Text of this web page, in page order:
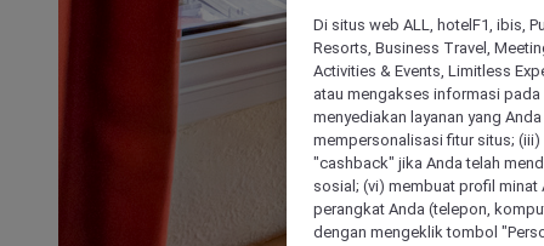
Di situs web ALL, hotelF1, ibis,
Resorts, Business Travel,
Activities & Events, Limitless
atau mengakses informasi
menyediakan layanan yang
mempersonalisasi fitur situs;
"cashback" jika Anda telah
sosial; (vi) membuat profil
perangkat Anda (telepon,
dengan mengeklik tombol